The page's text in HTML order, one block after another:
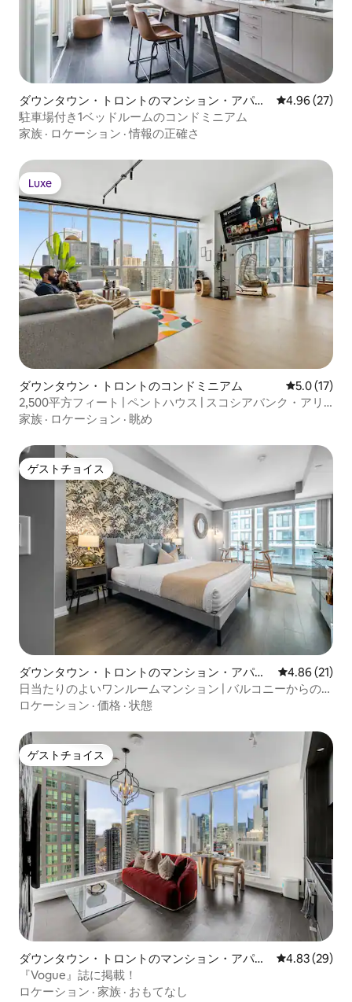
ダウンタウン・トロントのマンション・アパー
ト
レビュー27
4.96 (27)
駐車場付き1ベッドルームのコンドミニアム
家族 · ロケーション ·情報の正確さ
Luxe
Luxe
ダウンタウン・トロントのコンドミニアム レビュー17
5.0 (17)
2,500平方フィート | ペントハウス | スコシアバンク・アリ
ーナ
家族 · ロケーション · 眺め
ゲストチョイス
ゲストチョイス
ダウンタウン・トロントのマンション・アパー
ト
レビュー21
4.86 (21)
日当たりのよいワンルームマンション | バルコニーからの眺
望 | 最高のロケーション！
ロケーション · 価格 · 状態
ゲストチョイス
ゲストチョイス
ダウンタウン・トロントのマンション・アパー
ト
レビュー29
4.83 (29)
『Vogue』誌に掲載！
ロケーション · 家族 · おもてなし